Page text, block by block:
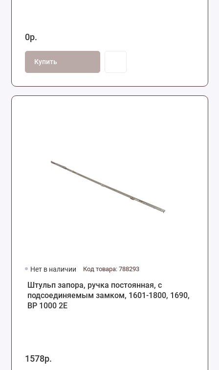
0р.
Купить
Нет в наличии Код товара: 788293
Штульп запора, ручка постоянная, с
подсоединяемым замком, 1601-1800, 1690,
ВР 1000 2Е
1578р.